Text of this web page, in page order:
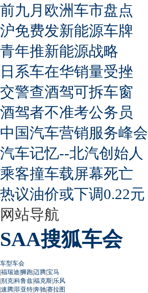
前九月欧洲车市盘点
沪免费发新能源车牌
青年推新能源战略
日系车在华销量受挫
交警查酒驾可拆车窗
酒驾者不准考公务员
中国汽车营销服务峰会
汽车记忆--北汽创始人
乘客撞车载屏幕死亡
热议油价或下调0.22元
网站导航
SAA搜狐车会
车型车会
|福瑞迪|狮跑|迈腾|宝马
|别克|科鲁兹|福克斯|乐风
|速腾|菲亚特|奔驰|赛拉图